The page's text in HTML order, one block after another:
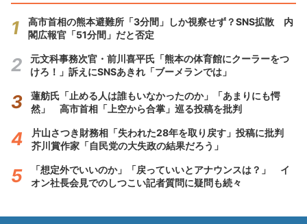
高市首相の熊本避難所「3分間」しか視察せず？SNS拡散 内
閣広報官「51分間」だと否定
元文科事務次官・前川喜平氏「熊本の体育館にクーラーをつ
けろ！」訴えにSNSあきれ「ブーメランでは」
蓮舫氏「止める人は誰もいなかったのか」「あまりにも愕
然」 高市首相「上空から合掌」巡る投稿を批判
片山さつき財務相「失われた28年を取り戻す」投稿に批判
芥川賞作家「自民党の大失政の結果だろう」
「想定外でいいのか」「戻っていいとアナウンスは？」 イ
オン社長会見でのしつこい記者質問に疑問も続々